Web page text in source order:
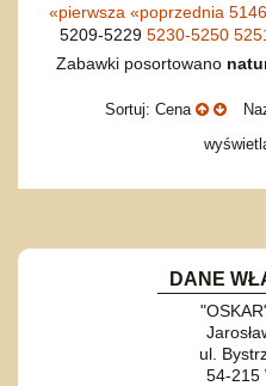
«pierwsza «poprzednia
5209-5229 5230-5250
Zabawki posortowano
Sortuj: Cena
DANE
ul.
54-215